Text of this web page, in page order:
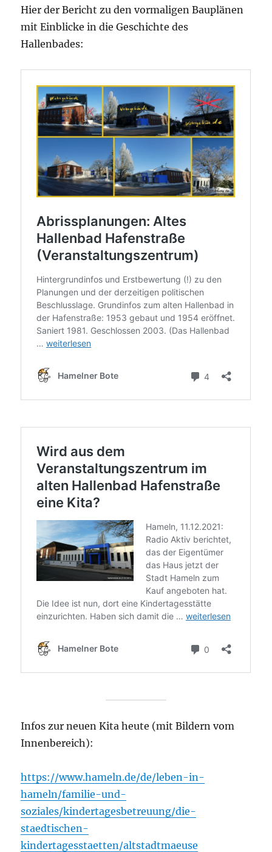
Hier der Bericht zu den vormaligen Bauplänen
mit Einblicke in die Geschichte des
Hallenbades:
Infos zur neuen Kita heute (mit Bildern vom
Innenbereich):
https://www.hameln.de/de/leben-in-
hameln/familie-und-
soziales/kindertagesbetreuung/die-
staedtischen-
kindertagesstaetten/altstadtmaeuse